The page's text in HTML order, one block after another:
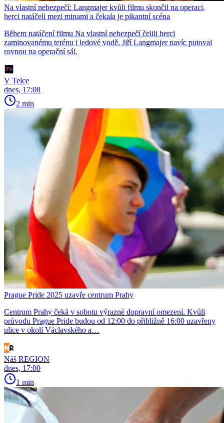
Na vlastní nebezpečí: Langmajer kvůli filmu skončil na operaci,
herci natáčeli mezi minami a čekala je pikantní scéna
Během natáčení filmu Na vlastní nebezpečí čelili herci
zaminovanému terénu i ledové vodě. Jiří Langmajer navíc putoval
rovnou na operační sál.
V Telce
dnes, 17:08
2 min
Prague Pride 2025 uzavře centrum Prahy
Centrum Prahy čeká v sobotu výrazné dopravní omezení. Kvůli
průvodu Prague Pride budou od 12:00 do přibližně 16:00 uzavřeny
ulice v okolí Václavského a…
Náš REGION
dnes, 17:00
1 min